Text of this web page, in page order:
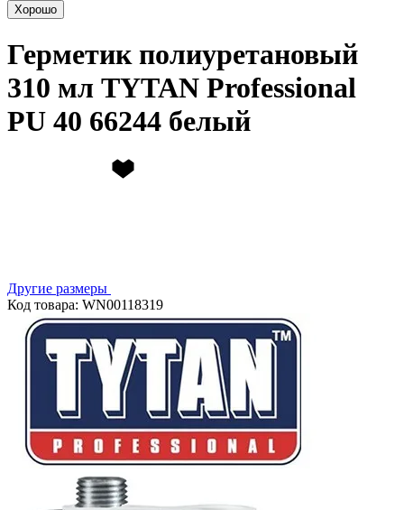
Хорошо
Герметик полиуретановый
310 мл TYTAN Professional
PU 40 66244 белый
Другие размеры
Код товара: WN00118319